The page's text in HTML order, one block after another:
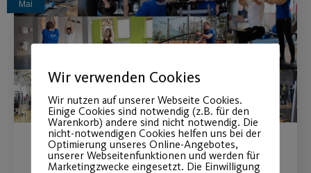
Mai
Vergünstigte Fitnessstudio-
Wir verwenden Cookies
Wir nutzen auf unserer Webseite Cookies.
Einige Cookies sind notwendig (z.B. für den
Warenkorb) andere sind nicht notwendig. Die
nicht-notwendigen Cookies helfen uns bei der
Optimierung unseres Online-Angebotes,
unserer Webseitenfunktionen und werden für
Marketingzwecke eingesetzt. Die Einwilligung